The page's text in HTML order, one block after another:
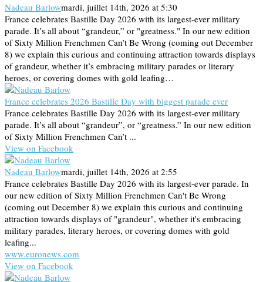
Nadeau Barlowmardi, juillet 14th, 2026 at 5:30
France celebrates Bastille Day 2026 with its largest-ever military
parade. It’s all about “grandeur,” or "greatness." In our new edition
of Sixty Million Frenchmen Can’t Be Wrong (coming out December
8) we explain this curious and continuing attraction towards displays
of grandeur, whether it’s embracing military parades or literary
heroes, or covering domes with gold leafing…
France celebrates 2026 Bastille Day with biggest parade ever
France celebrates Bastille Day 2026 with its largest-ever military
parade. It’s all about “grandeur”, or “greatness.” In our new edition
of Sixty Million Frenchmen Can’t ...
View on Facebook
Nadeau Barlowmardi, juillet 14th, 2026 at 2:55
France celebrates Bastille Day 2026 with its largest-ever parade. In
our new edition of Sixty Million Frenchmen Can't Be Wrong
(coming out December 8) we explain this curious and continuing
attraction towards displays of "grandeur", whether it's embracing
military parades, literary heroes, or covering domes with gold
leafing...
www.euronews.com
View on Facebook